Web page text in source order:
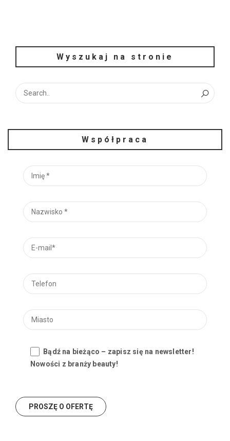
Wyszukaj na stronie
Współpraca
Bądź na bieżąco – zapisz się na newsletter!
Nowości z branży beauty!